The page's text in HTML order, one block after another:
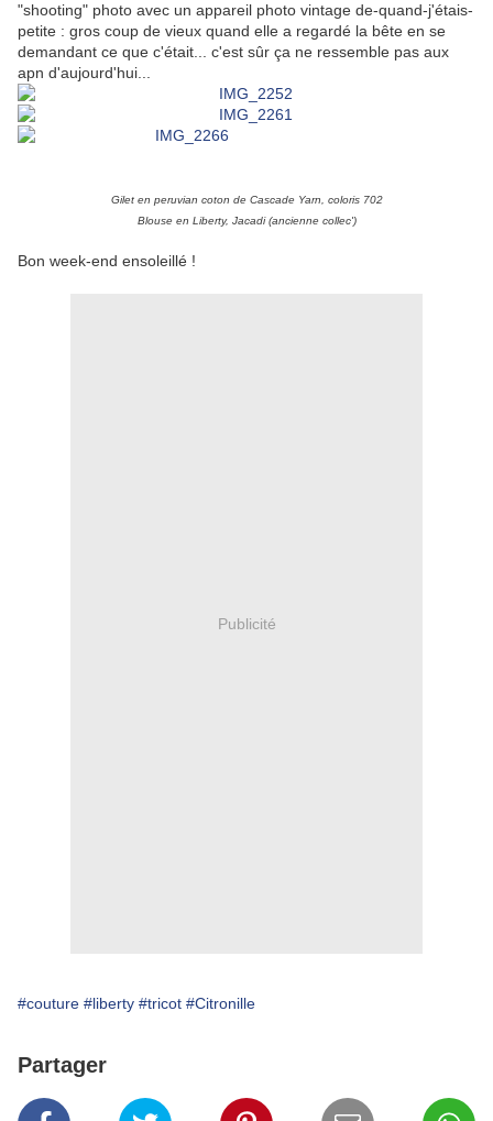
"shooting" photo avec un appareil photo vintage de-quand-j'étais-
petite : gros coup de vieux quand elle a regardé la bête en se
demandant ce que c'était... c'est sûr ça ne ressemble pas aux
apn d'aujourd'hui...
Gilet en peruvian coton de Cascade Yarn, coloris 702
Blouse en Liberty, Jacadi(ancienne collec')
Bon week-end ensoleillé !
Publicité
#couture #liberty #tricot #Citronille
Partager